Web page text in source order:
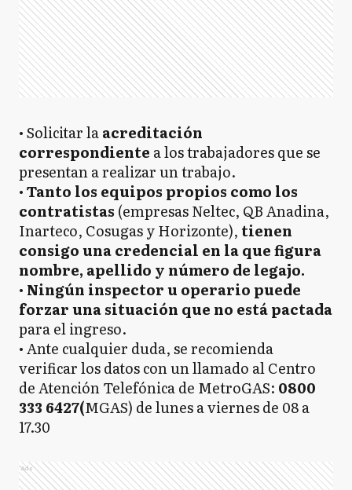
• Solicitar laacreditación
correspondiente a los trabajadores que se
presentan a realizar un trabajo.
•Tanto los equipos propios como los
contratistas (empresas Neltec, QB Anadina,
Inarteco, Cosugas y Horizonte), tienen
consigo una credencial en la que figura
nombre, apellido y número de legajo.
• Ningún inspector u operario puede
forzar una situación que no está pactada
para el ingreso.
• Ante cualquier duda, se recomienda
verificar los datos con un llamado al Centro
de Atención Telefónica de MetroGAS: 0800
333 6427(MGAS) de lunes a viernes de 08 a
17.30
Ads